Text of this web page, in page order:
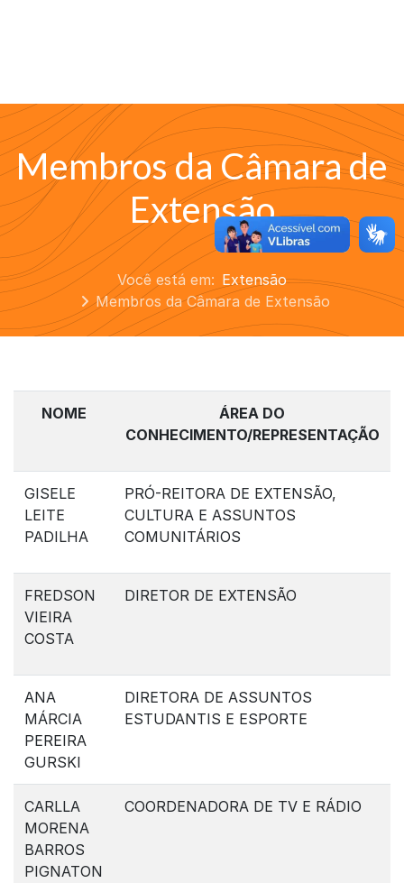
Membros da Câmara de
Extensão
Você está em: Extensão
Membros da Câmara de Extensão
NOME
ÁREA DO
CONHECIMENTO/REPRESENTAÇÃO
GISELE
LEITE
PADILHA
PRÓ-REITORA DE EXTENSÃO,
CULTURA E ASSUNTOS
COMUNITÁRIOS
FREDSON
VIEIRA
COSTA
DIRETOR DE EXTENSÃO
ANA
MÁRCIA
PEREIRA
GURSKI
DIRETORA DE ASSUNTOS
ESTUDANTIS E ESPORTE
CARLLA
MORENA
BARROS
PIGNATON
COORDENADORA DE TV E RÁDIO